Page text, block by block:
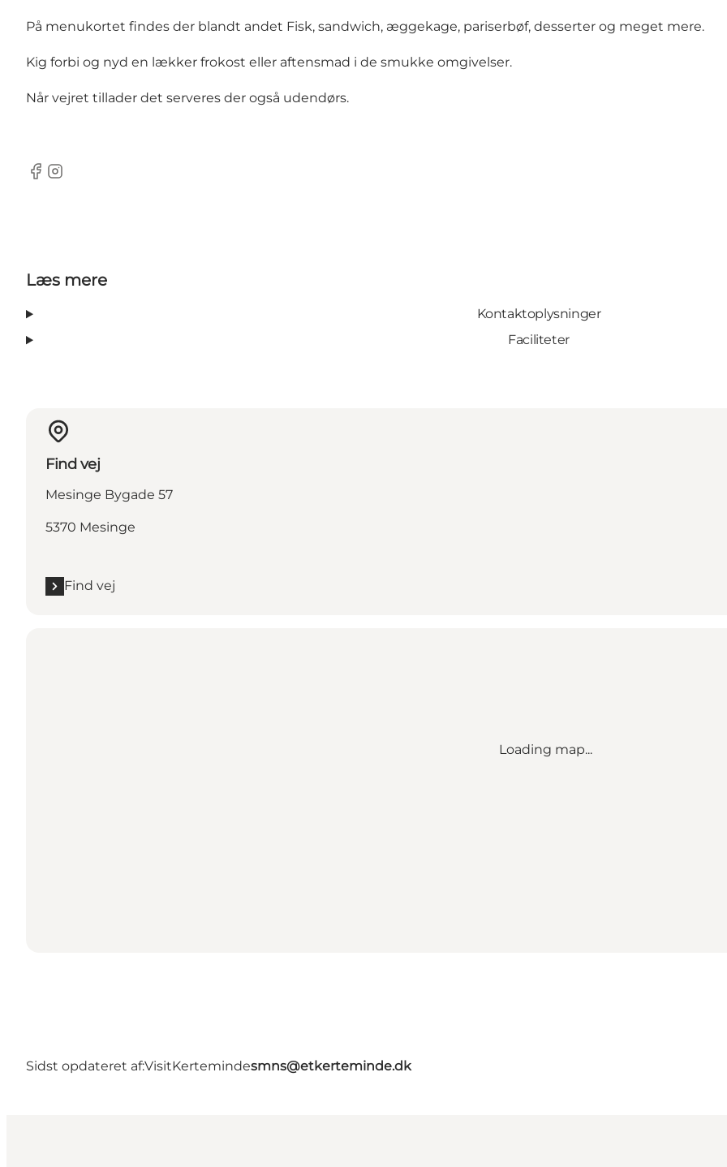
På menukortet findes der blandt andet Fisk, sandwich, æggekage, pariserbøf, desserter og meget mere.
Kig forbi og nyd en lækker frokost eller aftensmad i de smukke omgivelser.
Når vejret tillader det serveres der også udendørs.
Facebook
Instagram
Læs mere
Kontaktoplysninger
Faciliteter
Find vej
Mesinge Bygade 57
5370 Mesinge
Find vej
Loading map...
Sidst opdateret af:VisitKertemindesmns@etkerteminde.dk